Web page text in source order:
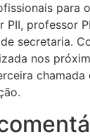
para
PII, professor
secretaria.
nos